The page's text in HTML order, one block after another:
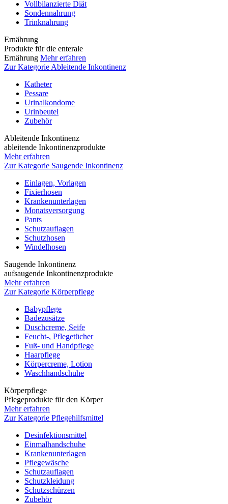
Vollbilanzierte Diät
Sondennahrung
Trinknahrung
Ernährung
Produkte für die enterale
Ernährung Mehr erfahren
Zur Kategorie Ableitende Inkontinenz
Katheter
Pessare
Urinalkondome
Urinbeutel
Zubehör
Ableitende Inkontinenz
ableitende Inkontinenzprodukte
Mehr erfahren
Zur Kategorie Saugende Inkontinenz
Einlagen, Vorlagen
Fixierhosen
Krankenunterlagen
Monatsversorgung
Pants
Schutzauflagen
Schutzhosen
Windelhosen
Saugende Inkontinenz
aufsaugende Inkontinenzprodukte
Mehr erfahren
Zur Kategorie Körperpflege
Babypflege
Badezusätze
Duschcreme, Seife
Feucht-, Pflegetücher
Fuß- und Handpflege
Haarpflege
Körpercreme, Lotion
Waschhandschuhe
Körperpflege
Pflegeprodukte für den Körper
Mehr erfahren
Zur Kategorie Pflegehilfsmittel
Desinfektionsmittel
Einmalhandschuhe
Krankenunterlagen
Pflegewäsche
Schutzauflagen
Schutzkleidung
Schutzschürzen
Zubehör